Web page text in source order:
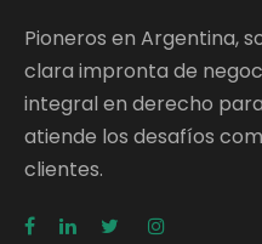
Pioneros en Argentina,
clara impronta de
integral en derecho
atiende los desafíos
clientes.